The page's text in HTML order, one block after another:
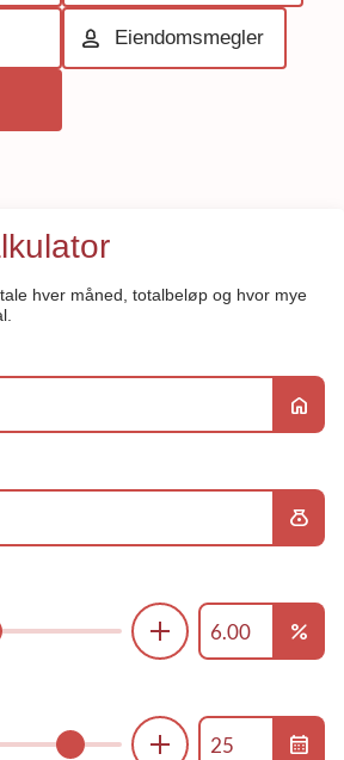
Eiendomsmegler
person_3
hver måned, totalbeløp og hvor mye
home
money_bag
percent
calendar_month